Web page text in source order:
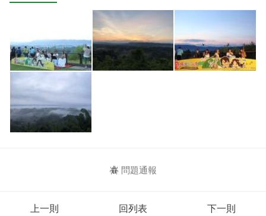
問題通報
上一則 回列表 下一則